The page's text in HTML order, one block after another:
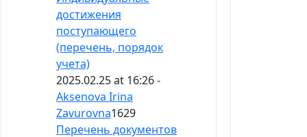
достижения
поступающего
(перечень, порядок
учета)
2025.02.25 at 16:26 -
Aksenova Irina
Zavurovna1629
Перечень документов